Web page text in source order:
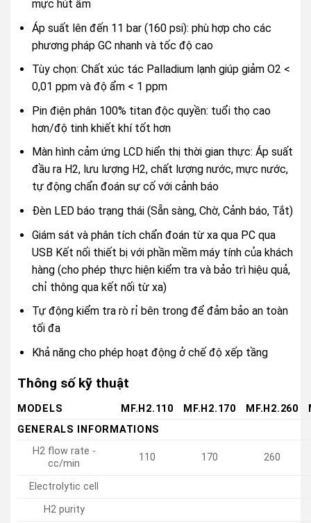
mực hút ẩm
Áp suất lên đến 11 bar (160 psi): phù hợp cho các
phương pháp GC nhanh và tốc độ cao
Tùy chọn: Chất xúc tác Palladium lạnh giúp giảm O2 <
0,01 ppm và độ ẩm < 1 ppm
Pin điện phân 100% titan độc quyền: tuổi thọ cao
hơn/độ tinh khiết khí tốt hơn
Màn hình cảm ứng LCD hiển thị thời gian thực: Áp suất
đầu ra H2, lưu lượng H2, chất lượng nước, mực nước,
tự động chẩn đoán sự cố với cảnh báo
Đèn LED báo trạng thái (Sẵn sàng, Chờ, Cảnh báo, Tắt)
Giám sát và phân tích chẩn đoán từ xa qua PC qua
USB Kết nối thiết bị với phần mềm máy tính của khách
hàng (cho phép thực hiện kiểm tra và bảo trì hiệu quả,
chỉ thông qua kết nối từ xa)
Tự động kiểm tra rò rỉ bên trong để đảm bảo an toàn
tối đa
Khả năng cho phép hoạt động ở chế độ xếp tầng
Thông số kỹ thuật
MODELS MF.H2.110 MF.H2.170 MF.H2.260
GENERALS INFORMATIONS
H2 flow rate -
cc/min
110 170 260
Electrolytic cell
H2 purity